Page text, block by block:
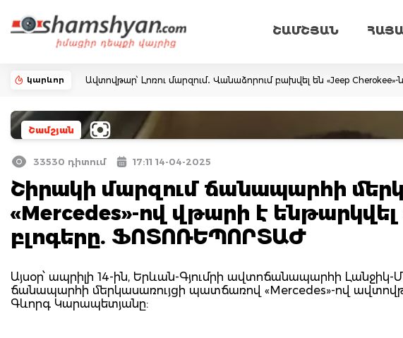
ՇԱՄՇՅԱՆ
կարևոր Ավտովթար՝ Լոռու մարզում․ Վանաձորում բախվել են «Jeep
Շամշյան
33530 դիտում 17:11 14-04-2025
Շիրակի մարզում ճանապարհի
«Mercedes»-ով վթարի է
բլոգերը. ՖՈՏՈՌԵՊՈՐՏԱԺ
Այսօր՝ ապրիլի 14-ին, Երևան-Գյումրի ավտոճանապարհի
ճանապարհի մերկասառույցի պատճառով «Mercedes»-ով
Գևորգ Կարապետյանը: